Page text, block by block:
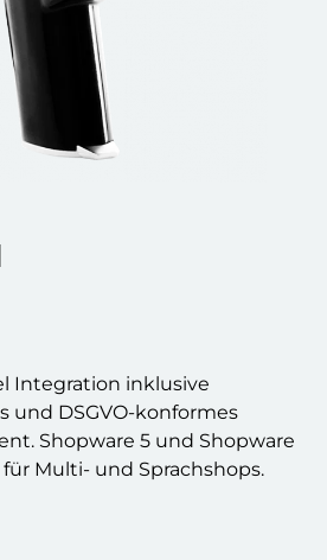
Integration inklusive
und DSGVO-konformes
Shopware 5 und Shopware
Multi- und Sprachshops.